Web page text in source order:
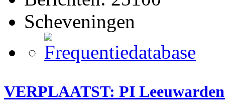
Scheveningen
VERPLAATST: PI